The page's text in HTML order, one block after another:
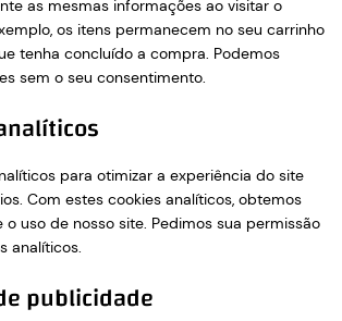
as mesmas informações ao visitar o
os itens permanecem no seu carrinho
tenha concluído a compra. Podemos
sem o seu consentimento.
para otimizar a experiência do site
Com estes cookies analíticos, obtemos
uso de nosso site. Pedimos sua permissão
analíticos.
publicidade